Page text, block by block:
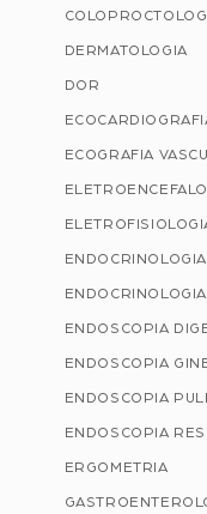
DERMATOLOGIA
DOR
ECOGRAFIA
ENDOSCOPIA
ENDOSCOPIA
ENDOSCOPIA
ENDOSCOPIA
ERGOMETRIA